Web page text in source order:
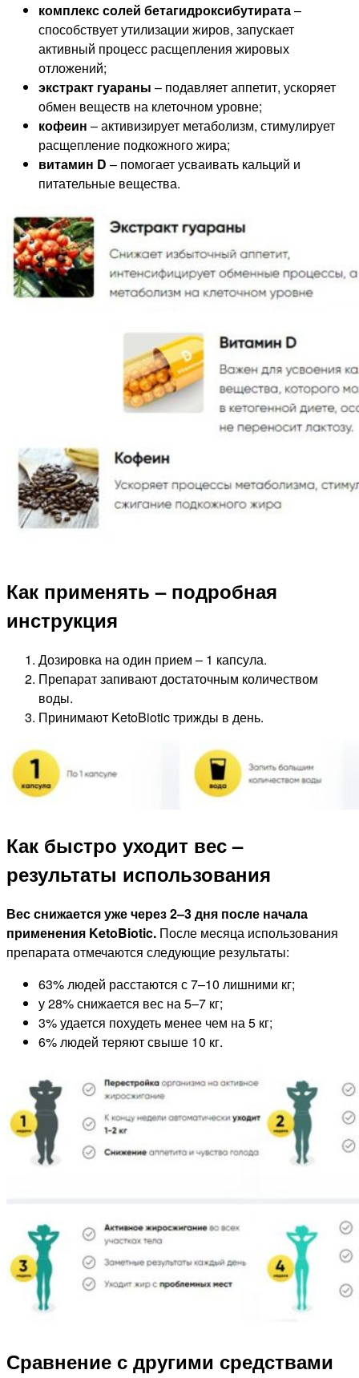
комплекс солей бетагидроксибутирата–
способствует утилизации жиров, запускает
активный процесс расщепления жировых
отложений;
экстракт гуараны – подавляет аппетит, ускоряет
обмен веществ на клеточном уровне;
кофеин – активизирует метаболизм, стимулирует
расщепление подкожного жира;
витамин D – помогает усваивать кальций и
питательные вещества.
Как применять – подробная
инструкция
Дозировка на один прием – 1 капсула.
Препарат запивают достаточным количеством
воды.
Принимают KetoBiotic трижды в день.
Как быстро уходит вес –
результаты использования
Вес снижается уже через 2–3 дня после начала
применения KetoBiotic. После месяца использования
препарата отмечаются следующие результаты:
63% людей расстаются с 7–10 лишними кг;
у 28% снижается вес на 5–7 кг;
3% удается похудеть менее чем на 5 кг;
6% людей теряют свыше 10 кг.
Сравнение с другими средствами